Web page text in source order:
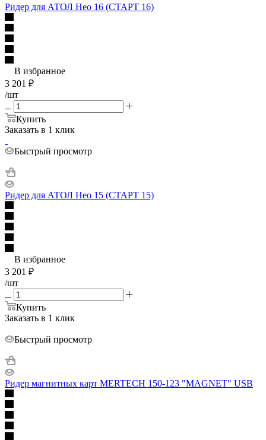
Ридер для АТОЛ Нео 16 (СТАРТ 16)
В избранное
3 201 ₽
/шт
Купить
Заказать в 1 клик
Быстрый просмотр
Ридер для АТОЛ Нео 15 (СТАРТ 15)
В избранное
3 201 ₽
/шт
Купить
Заказать в 1 клик
Быстрый просмотр
Ридер магнитных карт MERTECH 150-123 "MAGNET" USB